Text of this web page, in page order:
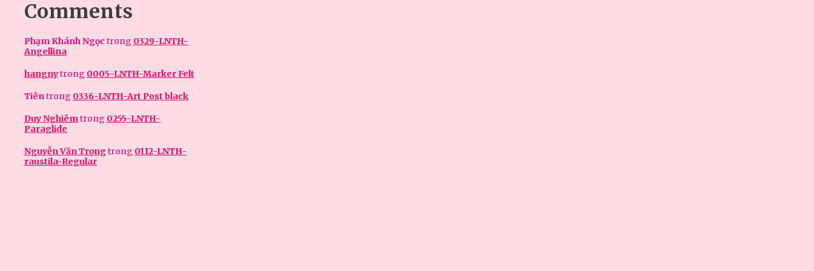
Comments
Phạm Khánh Ngọc trong 0329-LNTH-
Angellina
hangnytrong 0005-LNTH-Marker Felt
Tiêntrong 0336-LNTH-Art Post black
Duy Nghiêmtrong 0255-LNTH-
Paraglide
Nguyễn Văn Trọngtrong 0112-LNTH-
raustila-Regular